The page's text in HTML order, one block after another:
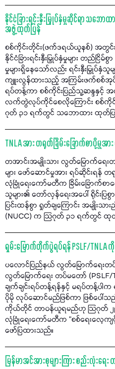
နိုင်ငံခြားရင်းနှီးမြှုပ်နှံမှုဆိုင်ရာ သဘော
အဖွဲ့ ထုတ်ပြန်
စစ်ကိုင်းတိုင်း(ဖက်ဒရယ်ယူနစ်) အတွင်း
နိုင်ငံခြားရင်းနှီးမြှုပ်နှံမှုများ တည်င
မှုများရှိနေသော်လည်း ရင်းနှီးမြှုပ်နှံသူမ
ကျူးလွန်ထားသည့် အကြမ်းဖက်စစ်အုပ်စု
ရပ်တန့်ကာ စစ်ကိုင်းပြည်သူ့ဆန္ဒနှင့် အ
လက်တွဲလုပ်ကိုင်စေလိုကြောင်း စစ်ကိုင်း
ဂုတ် ၃၁ ရက်တွင် သဘောထား ထုတ်
TNLA အား တရုတ်ခြိမ်းခြောက်စာပို့မှုအ
တအာင်းအမျိုးသား လွတ်မြောက်ရေ
များ ဖော်ဆောင်မှုအား ရပ်ဆိုင်းရန်
လုံခြုံရေးကော်မတီက ခြိမ်းခြောက်စာပ
သူများ၏ တော်လှန်ရေးအပေါ် ရိုင်းပြစွ
ပြင်းထန်စွာ ရှုတ်ချကြောင်း အမျိုး
(NUCC) က သြဂုတ် ၃၁ ရက်တွင်
ရှမ်းမြောက်တိုက်ပွဲရပ်ရန် PSLF/TNLA
ပလောင်ပြည်နယ် လွတ်မြောက်ရေးတပ်
လွတ်မြောက်ရေး တပ်မတော် (PSLF/
ချက်ချင်းရပ်တန့်ရန်နှင့် မရပ်တန့်ပါ
ပိုမို လုပ်ဆောင်မည်ဖြစ်ကာ ဖြစ်ပေ
ကိုယ်တိုင် တာဝန်ယူရမည်ဟု သြဂုတ် ၂
လုံခြုံရေးကော်မတီက "စစ်ရေးလေ့ကျင့်
ဖော်ပြထားသည်။
မြန်မာအင်အားစုများကြား စည်းလုံး